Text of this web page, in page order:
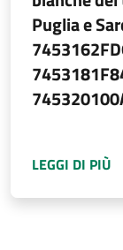
Puglia e
LEGGI DI PIÙ